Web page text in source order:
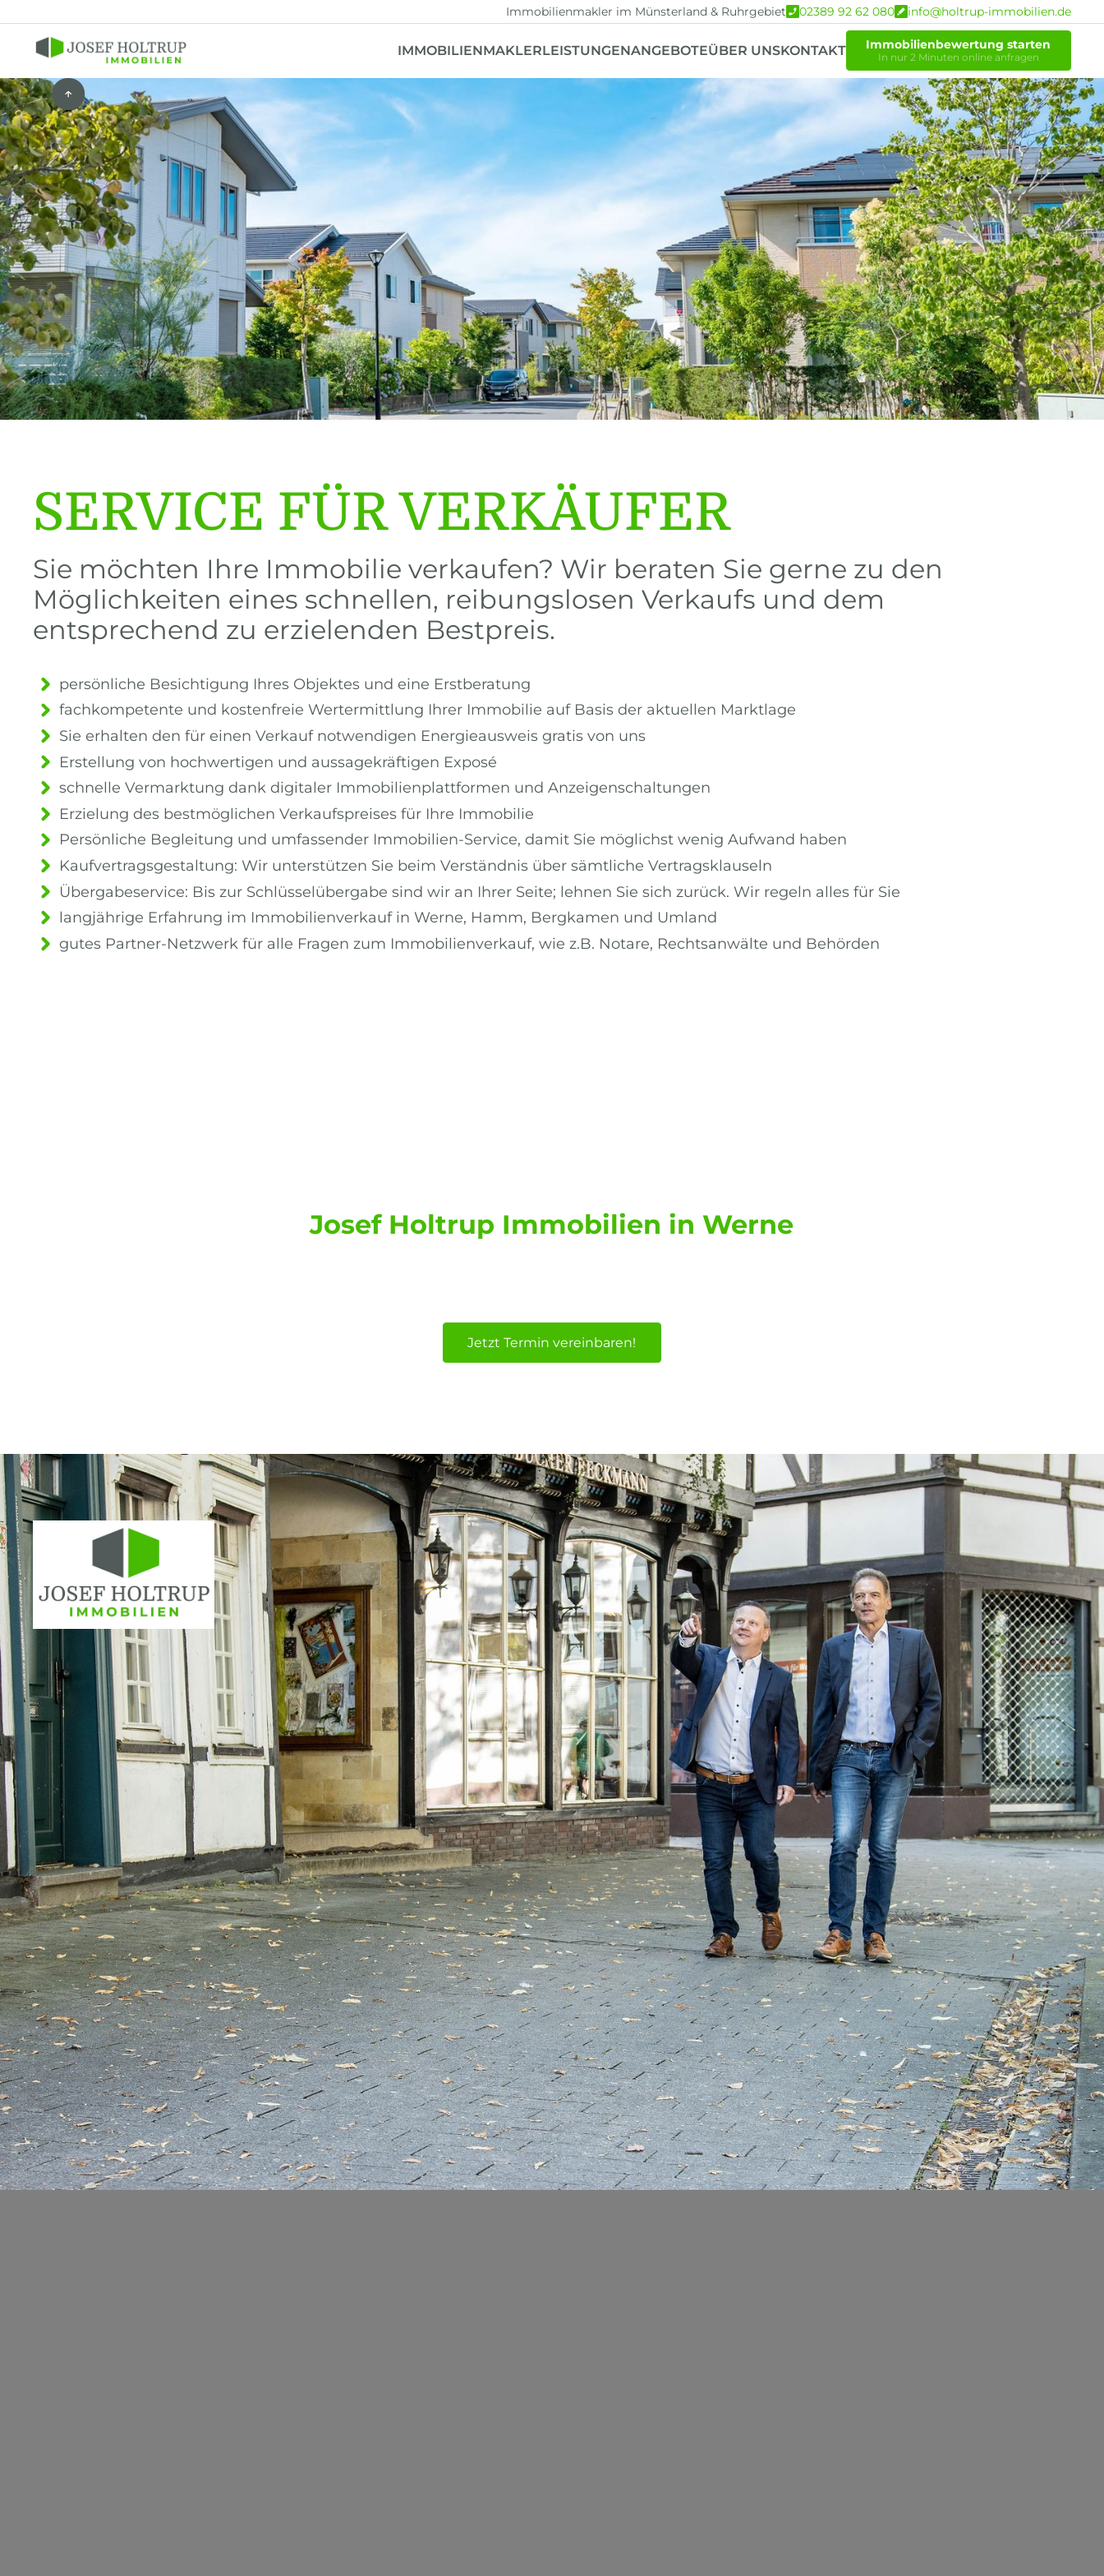
Immobilienmakler im Münsterland & Ruhrgebiet 02389 92 62 080 info@holtrup-immobilien.de
IMMOBILIENMAKLERLEISTUNGENANGEBOTEÜBER UNSKONTAKT Immobilienbewertung starten
In nur 2 Minuten online anfragen
SERVICE FÜR VERKÄUFER
Sie möchten Ihre Immobilie verkaufen? Wir beraten Sie gerne zu den
Möglichkeiten eines schnellen, reibungslosen Verkaufs und dem
entsprechend zu erzielenden Bestpreis.
persönliche Besichtigung Ihres Objektes und eine Erstberatung
fachkompetente und kostenfreie Wertermittlung Ihrer Immobilie auf Basis der aktuellen Marktlage
Sie erhalten den für einen Verkauf notwendigen Energieausweis gratis von uns
Erstellung von hochwertigen und aussagekräftigen Exposé
schnelle Vermarktung dank digitaler Immobilienplattformen und Anzeigenschaltungen
Erzielung des bestmöglichen Verkaufspreises für Ihre Immobilie
Persönliche Begleitung und umfassender Immobilien-Service, damit Sie möglichst wenig Aufwand haben
Kaufvertragsgestaltung: Wir unterstützen Sie beim Verständnis über sämtliche Vertragsklauseln
Übergabeservice: Bis zur Schlüsselübergabe sind wir an Ihrer Seite; lehnen Sie sich zurück. Wir regeln alles für Sie
langjährige Erfahrung im Immobilienverkauf in Werne, Hamm, Bergkamen und Umland
gutes Partner-Netzwerk für alle Fragen zum Immobilienverkauf, wie z.B. Notare, Rechtsanwälte und Behörden
Josef Holtrup Immobilien in Werne
Jetzt Termin vereinbaren!
Kontakt zu uns
Josef Holtrup Immobilien e.K.
Inhaber: Sven Markert
Stockumer Straße 30
59368 Werne
02389 92 62 080
info@holtrup-immobilien.de
Unsere Leistungen
Immobilien
Ihre Anfrage
Immobilienbewertung
Für Verkäufer
Für Vermieter
Pflegeimmobilien
Blog
Immobilienmakler
Leistungen
Über uns
Kontakt
Maklergebiet
Datenschutz
Impressum
Cookie-Einstellungen